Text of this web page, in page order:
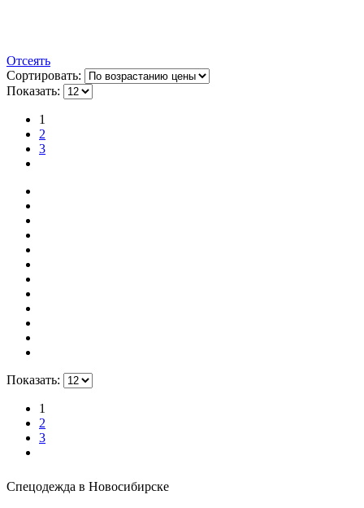
Отсеять
Сортировать:
Показать:
1
2
3
Показать:
1
2
3
Спецодежда в Новосибирске